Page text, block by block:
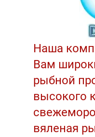
Наша
Вам
рыбной
высокого
вяленая